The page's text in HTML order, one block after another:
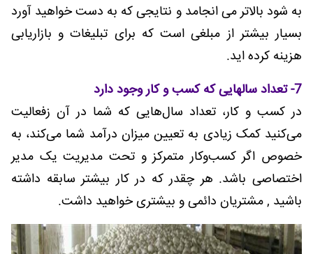
به شود بالاتر می انجامد و نتایجی که به دست خواهید آورد
بسیار بیشتر از مبلغی است که برای تبلیغات و بازاریابی
هزینه کرده اید.
7- تعداد سالهایی که کسب و کار وجود دارد
در کسب و کار، تعداد سال‌هایی که شما در آن زفعالیت
می‌کنید کمک زیادی به تعیین میزان درآمد شما می‌کند، به
خصوص اگر کسب‌وکار متمرکز و تحت مدیریت یک مدیر
اختصاصی باشد. هر چقدر که در کار بیشتر سابقه داشته
باشید , مشتریان دائمی و بیشتری خواهید داشت.